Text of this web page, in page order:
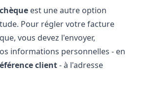
est une autre option
Pour régler votre facture
vous devez l'envoyer,
informations personnelles - en
client- à l'adresse